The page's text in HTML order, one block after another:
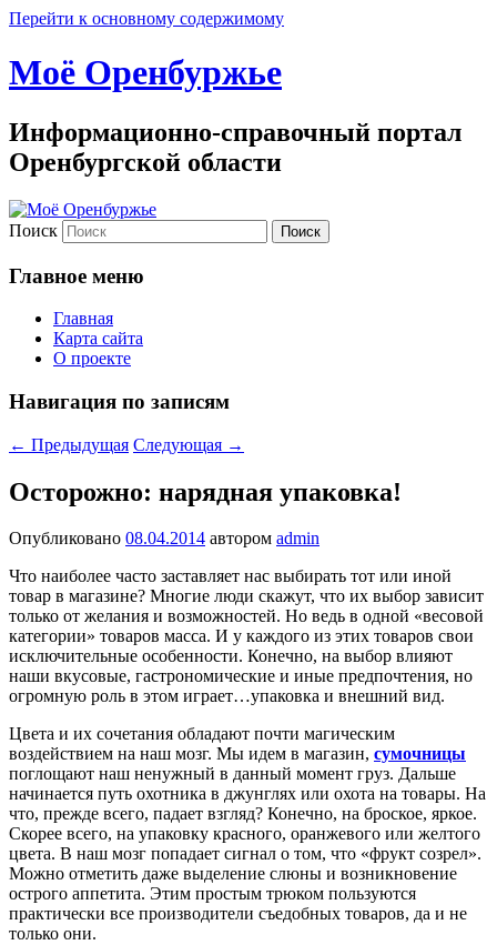
Перейти к основному содержимому
Моё Оренбуржье
Информационно-справочный портал
Оренбургской области
Поиск
Главное меню
Главная
Карта сайта
О проекте
Навигация по записям
← Предыдущая Следующая →
Осторожно: нарядная упаковка!
Опубликовано 08.04.2014 автором admin
Что наиболее часто заставляет нас выбирать тот или иной
товар в магазине? Многие люди скажут, что их выбор зависит
только от желания и возможностей. Но ведь в одной «весовой
категории» товаров масса. И у каждого из этих товаров свои
исключительные особенности. Конечно, на выбор влияют
наши вкусовые, гастрономические и иные предпочтения, но
огромную роль в этом играет…упаковка и внешний вид.
Цвета и их сочетания обладают почти магическим
воздействием на наш мозг. Мы идем в магазин, сумочницы
поглощают наш ненужный в данный момент груз. Дальше
начинается путь охотника в джунглях или охота на товары. На
что, прежде всего, падает взгляд? Конечно, на броское, яркое.
Скорее всего, на упаковку красного, оранжевого или желтого
цвета. В наш мозг попадает сигнал о том, что «фрукт созрел».
Можно отметить даже выделение слюны и возникновение
острого аппетита. Этим простым трюком пользуются
практически все производители съедобных товаров, да и не
только они.